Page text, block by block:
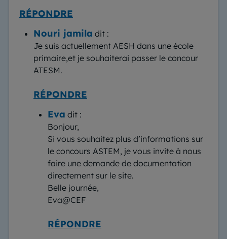
RÉPONDRE
Nouri jamila dit :
Je suis actuellement AESH dans une école
primaire,et je souhaiterai passer le concour
ATESM.
RÉPONDRE
Eva dit :
Bonjour,
Si vous souhaitez plus d’informations sur
le concours ASTEM, je vous invite à nous
faire une demande de documentation
directement sur le site.
Belle journée,
Eva@CEF
RÉPONDRE